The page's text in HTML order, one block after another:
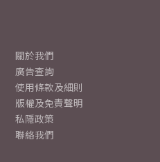
關於我們
廣告查詢
使用條款及細則
版權及免責聲明
私隱政策
聯絡我們